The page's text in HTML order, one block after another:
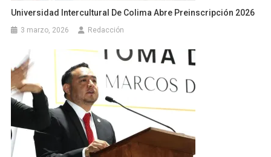
Universidad Intercultural De Colima Abre Preinscripción 2026
3 marzo, 2026 Redacción